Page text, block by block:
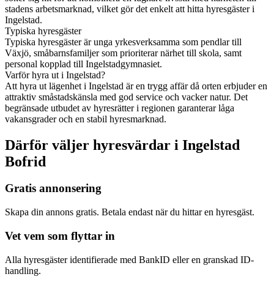
stadens arbetsmarknad, vilket gör det enkelt att hitta hyresgäster i
Ingelstad.
Typiska hyresgäster
Typiska hyresgäster är unga yrkesverksamma som pendlar till
Växjö, småbarnsfamiljer som prioriterar närhet till skola, samt
personal kopplad till Ingelstadgymnasiet.
Varför hyra ut i Ingelstad?
Att hyra ut lägenhet i Ingelstad är en trygg affär då orten erbjuder en
attraktiv småstadskänsla med god service och vacker natur. Det
begränsade utbudet av hyresrätter i regionen garanterar låga
vakansgrader och en stabil hyresmarknad.
Därför väljer hyresvärdar i Ingelstad
Bofrid
Gratis annonsering
Skapa din annons gratis. Betala endast när du hittar en hyresgäst.
Vet vem som flyttar in
Alla hyresgäster identifierade med BankID eller en granskad ID-
handling.